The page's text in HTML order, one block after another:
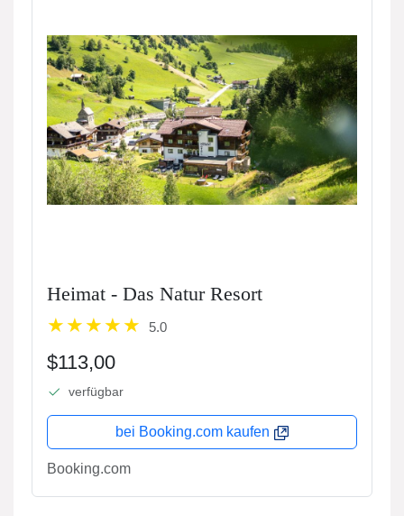
Heimat - Das Natur Resort
5.0
$113,00
verfügbar
bei Booking.com kaufen
Booking.com